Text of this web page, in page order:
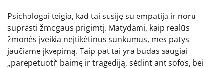
Psichologai teigia, kad tai susiję su empatija ir noru
suprasti žmogaus prigimtį. Matydami, kaip realūs
žmonės įveikia neįtikėtinus sunkumus, mes patys
jaučiame įkvėpimą. Taip pat tai yra būdas saugiai
„parepetuoti“ baimę ir tragediją, sėdint ant sofos, bei